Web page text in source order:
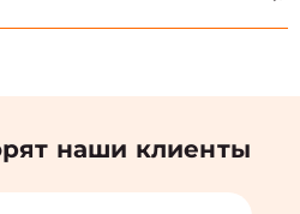
наши клиенты